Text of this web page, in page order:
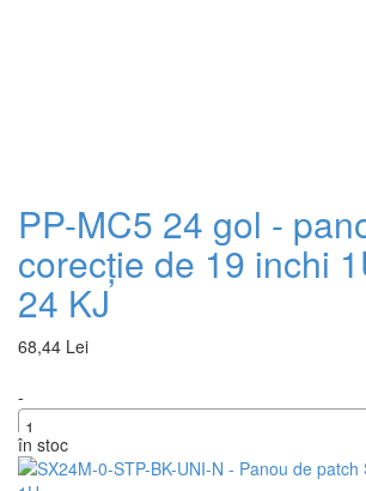
PP-MC5 24 gol -
corecție de 19 inchi
24 KJ
68,44 Lei
-
+
în stoc